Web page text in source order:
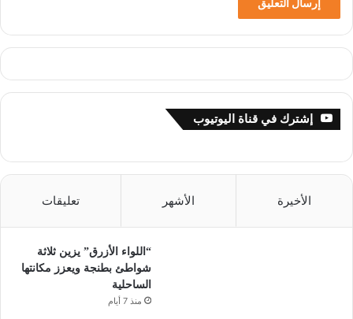
إشترك في قناة اليوتيوب
الأخيرة الأشهر تعليقات
“اللواء الأزرق” يزين ثلاثة
شواطئ بطنجة ويعزز مكانتها
الساحلية
منذ 7 أيام